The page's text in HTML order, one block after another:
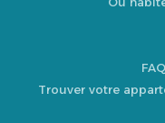
Trouver votre